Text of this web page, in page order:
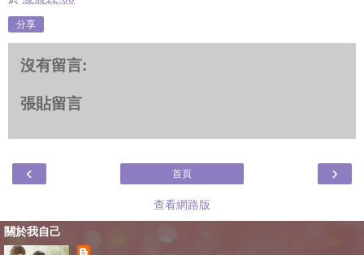
分享
沒有留言:
張貼留言
‹ ›
首頁
查看網路版
關於我自己